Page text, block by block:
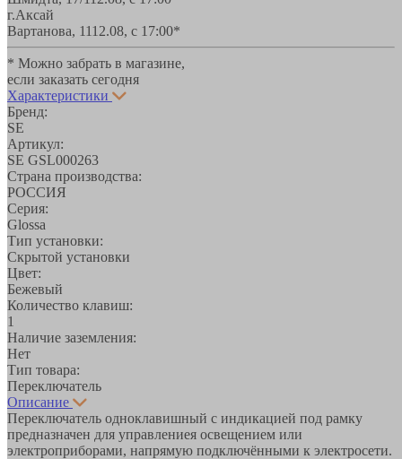
г.Аксай
Вартанова, 1112.08, с 17:00*
* Можно забрать в магазине,
если заказать сегодня
Характеристики
Бренд:
SE
Артикул:
SE GSL000263
Страна производства:
РОССИЯ
Серия:
Glossa
Тип установки:
Скрытой установки
Цвет:
Бежевый
Количество клавиш:
1
Наличие заземления:
Нет
Тип товара:
Переключатель
Описание
Переключатель одноклавишный с индикацией под рамку
предназначен для управлениея освещением или
электроприборами, напрямую подключёнными к электросети.